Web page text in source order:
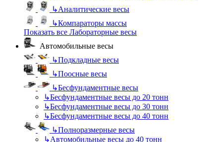
↳Аналитические весы
↳Компараторы массы
Показать все Лабораторные весы
Автомобильные весы
↳Подкладные весы
↳Поосные весы
↳Бесфундаментные весы
↳Бесфундаментные весы до 20 тонн
↳Бесфундаментные весы до 30 тонн
↳Бесфундаментные весы до 40 тонн
↳Полноразмерные весы
↳Автомобильные весы до 40 тонн